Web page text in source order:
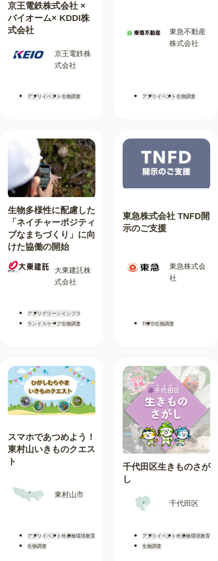
京王電鉄株式会社 ×
バイオーム× KDDI株
式会社
京王電鉄株
式会社
アプリ イベント生物調査
東急不動産
株式会社
アプリ イベント生物調査
生物多様性に配慮した
「ネイチャーポジティ
ブなまちづくり」に向
けた協働の開始
大東建託株
式会社
アプリ グリーンインフラ
ランドスケープ生物調査
東急株式会社 TNFD開
示のご支援
東急株式会
社
TNFD生物調査
スマホであつめよう！
東村山いきものクエス
ト
東村山市
アプリ イベント外来種環境教育
生物調査
千代田区生きものさが
し
千代田区
アプリ イベント外来種環境教育
生物調査